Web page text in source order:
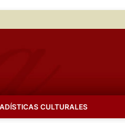
CULTURALES